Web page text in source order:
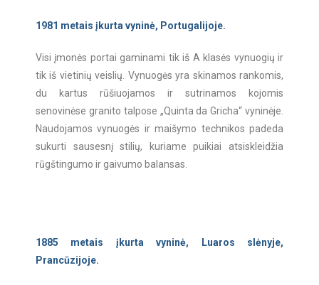
1981 metais įkurta vyninė, Portugalijoje.
Visi įmonės portai gaminami tik iš A klasės vynuogių ir
tik iš vietinių veislių. Vynuogės yra skinamos rankomis,
du kartus rūšiuojamos ir sutrinamos kojomis
senovinėse granito talpose „Quinta da Gricha“ vyninėje.
Naudojamos vynuogės ir maišymo technikos padeda
sukurti sausesnį stilių, kuriame puikiai atsiskleidžia
rūgštingumo ir gaivumo balansas.
1885 metais įkurta vyninė, Luaros slėnyje,
Prancūzijoje.